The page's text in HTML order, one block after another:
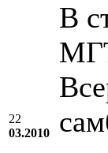
22
03.2010
В